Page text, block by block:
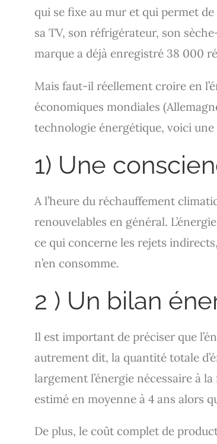
qui se fixe au mur et qui permet
sa TV, son réfrigérateur, son
marque a déjà enregistré 38 000
Mais faut-il réellement croire en
économiques mondiales
technologie énergétique, voici
1) Une
A l’heure du réchauffement
renouvelables en général.
ce qui concerne les rejets
n’en consomme.
2 ) Un bilan
Il est important de préciser que
autrement dit, la quantité totale
largement l’énergie nécessaire à
estimé en moyenne à 4 ans alors
De plus, le coût complet de